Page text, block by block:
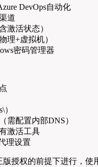
DevOps自动化
道
激活状态）
理+虚拟机）
密码管理器
需配置内部DNS）
激活工具
理设置
版授权的前提下进行，使